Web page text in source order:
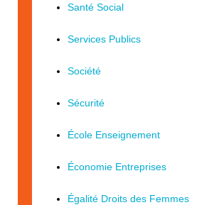
Santé Social
Services Publics
Société
Sécurité
École Enseignement
Économie Entreprises
Égalité Droits des Femmes